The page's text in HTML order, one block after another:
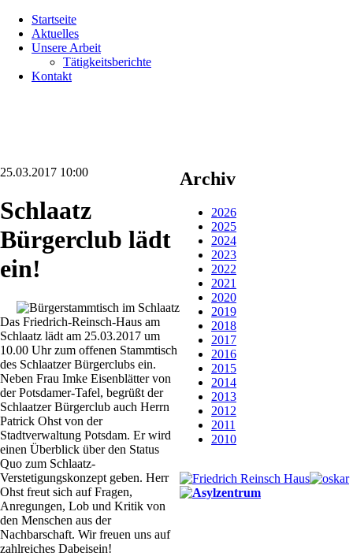
überspringen
Startseite
Aktuelles
Unsere Arbeit
Tätigkeitsberichte
Kontakt
25.03.2017 10:00
Schlaatz
Bürgerclub lädt
ein!
Das Friedrich-Reinsch-Haus am
Schlaatz lädt am 25.03.2017 um
10.00 Uhr zum offenen Stammtisch
des Schlaatzer Bürgerclubs ein.
Neben Frau Imke Eisenblätter von
der Potsdamer-Tafel, begrüßt der
Schlaatzer Bürgerclub auch Herrn
Patrick Ohst von der
Stadtverwaltung Potsdam. Er wird
einen Überblick über den Status
Quo zum Schlaatz-
Verstetigungskonzept geben. Herr
Ohst freut sich auf Fragen,
Anregungen, Lob und Kritik von
den Menschen aus der
Nachbarschaft. Wir freuen uns auf
zahlreiches Dabeisein!
Archiv
2026
2025
2024
2023
2022
2021
2020
2019
2018
2017
2016
2015
2014
2013
2012
2011
2010